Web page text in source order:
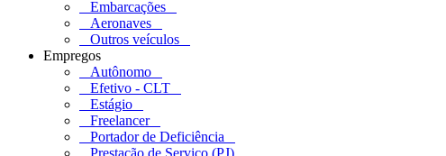
Embarcações
Aeronaves
Outros veículos
Empregos
Autônomo
Efetivo - CLT
Estágio
Freelancer
Portador de Deficiência
Prestação de Serviço (PJ)